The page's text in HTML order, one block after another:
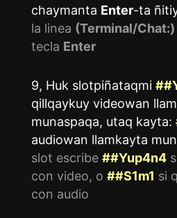
chaymanta Enter-ta
la linea (Terminal/Chat:)
tecla Enter
9, Huk slotpiñataqmi
qillqaykuy videowan
munaspaqa, utaq kayta:
audiowan llamkayta
slot escribe ##Yup4n4
con video, o ##S1m1 si
con audio